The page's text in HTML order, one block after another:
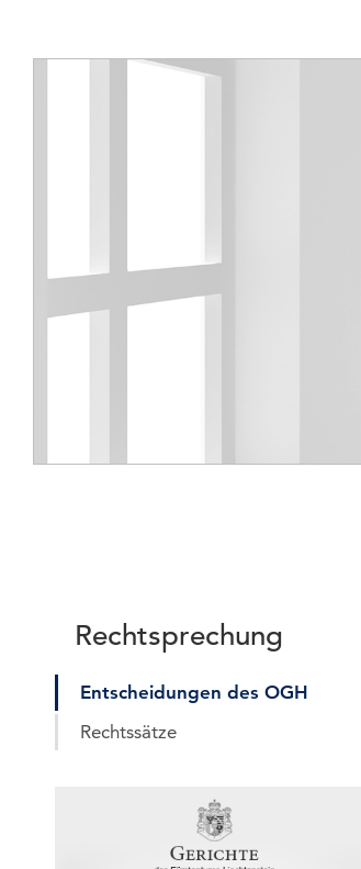
Rechtsprechung
Entscheidungen des OGH
Rechtssätze